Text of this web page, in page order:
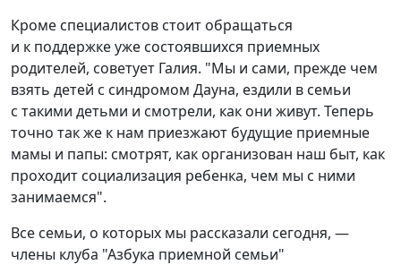
Кроме специалистов стоит обращаться
и к поддержке уже состоявшихся приемных
родителей, советует Галия. "Мы и сами, прежде чем
взять детей с синдромом Дауна, ездили в семьи
с такими детьми и смотрели, как они живут. Теперь
точно так же к нам приезжают будущие приемные
мамы и папы: смотрят, как организован наш быт, как
проходит социализация ребенка, чем мы с ними
занимаемся".
Все семьи, о которых мы рассказали сегодня, —
члены клуба "Азбука приемной семьи"